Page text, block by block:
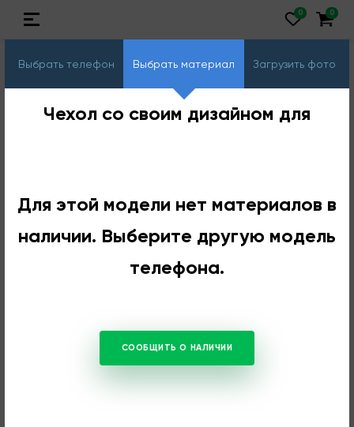
Выбрать телефон Выбрать материал Загрузить фото
Чехол со своим дизайном для
Для этой модели нет материалов в
наличии. Выберите другую модель
телефона.
СООБЩИТЬ О НАЛИЧИИ